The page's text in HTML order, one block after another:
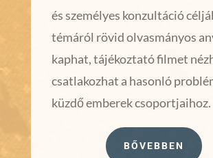
és személyes konzultáció
témáról rövid olvasmányos
kaphat, tájékoztató filmet
csatlakozhat a hasonló
küzdő emberek csoportjaihoz.
BŐVEBBEN